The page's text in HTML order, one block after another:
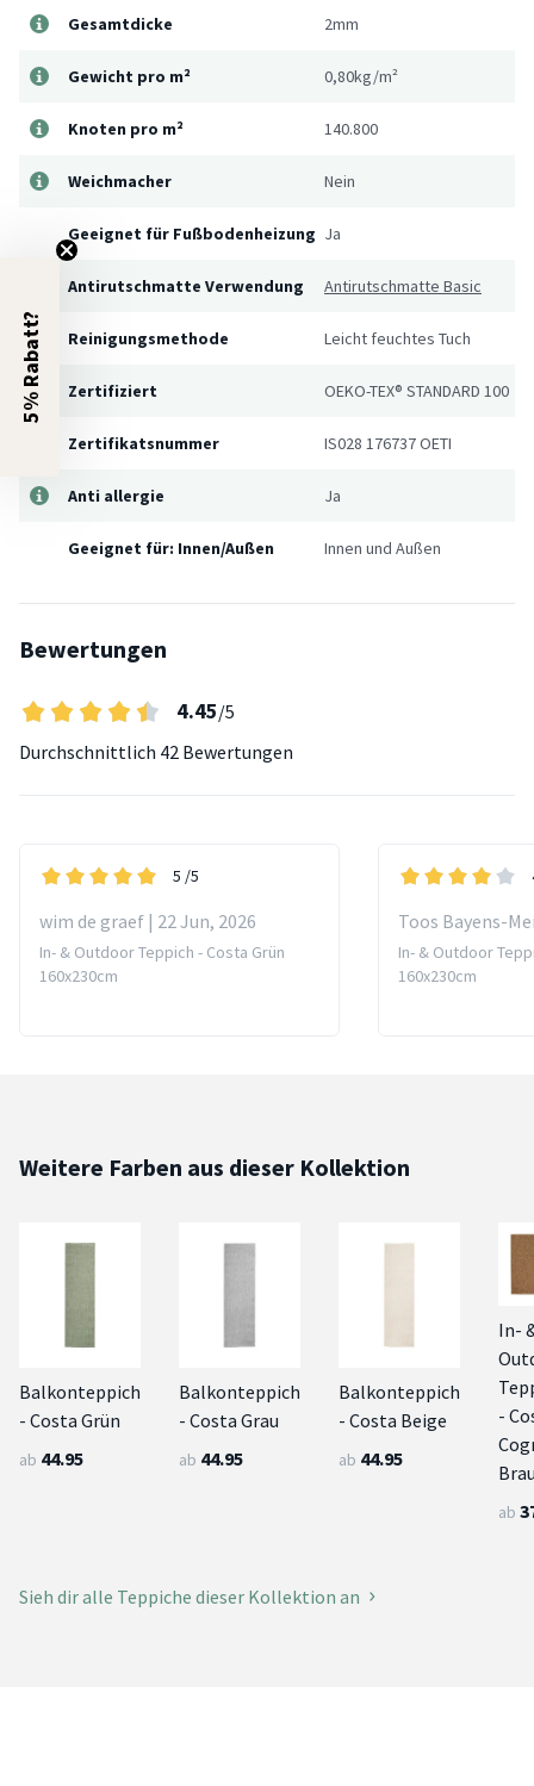
Gesamtdicke 2mm
Gewicht pro m² 0,80kg/m²
Knoten pro m² 140.800
Weichmacher Nein
Geeignet für Fußbodenheizung Ja
Antirutschmatte Verwendung Antirutschmatte Basic
Reinigungsmethode Leicht feuchtes Tuch
Zertifiziert OEKO-TEX® STANDARD 100
Zertifikatsnummer IS028 176737 OETI
Anti allergie Ja
Geeignet für: Innen/Außen Innen und Außen
Bewertungen
4.45/5
Durchschnittlich 42 Bewertungen
5 /5
wim de graef | 22 Jun, 2026
In- & Outdoor Teppich - Costa Grün
160x230cm
Toos Bayens-
In- & Outdoor
160x230cm
Weitere Farben aus dieser Kollektion
Balkonteppich
- Costa Grün
ab 44.95
Balkonteppich
- Costa Grau
ab 44.95
Balkonteppich
- Costa Beige
ab 44.95
In-
-
ab
Sieh dir alle Teppiche dieser Kollektion an
5% Rabatt?